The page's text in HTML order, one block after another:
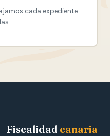
cada expediente
Fiscalidad canaria